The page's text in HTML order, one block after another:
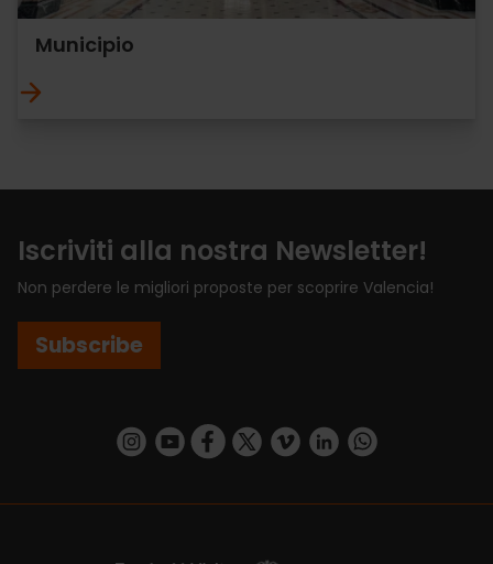
Municipio
Iscriviti alla nostra Newsletter!
Non perdere le migliori proposte per scoprire Valencia!
Subscribe
https://www.instagram.com/visit_valencia/
https://www.youtube.com/user/
https://www.facebook.com/
https://twitter.com/VisitaValencia
https://vimeo.com/
https://www.linkedin.com/company/turismo-valencia/https://api.whatsapp.com/send/